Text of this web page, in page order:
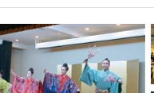
アレルギー対応
ダイエット中に
ソファー